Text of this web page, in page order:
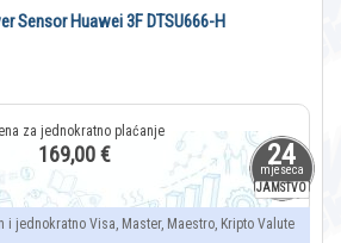
24
mjeseca
JAMSTVO
Sensor Huawei 3F DTSU666-H
169,00 €
i jednokratno Visa, Master, Maestro, Kripto Valute